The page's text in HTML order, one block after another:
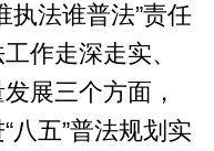
执法谁普法”责任
作走深走实、
展三个方面，
八五”普法规划实